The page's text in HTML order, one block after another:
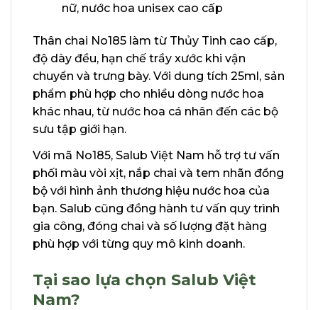
nữ, nước hoa unisex cao cấp
Thân chai No185 làm từ Thủy Tinh cao cấp,
độ dày đều, hạn chế trầy xước khi vận
chuyển và trưng bày. Với dung tích 25ml, sản
phẩm phù hợp cho nhiều dòng nước hoa
khác nhau, từ nước hoa cá nhân đến các bộ
sưu tập giới hạn.
Với mã No185, Salub Việt Nam hỗ trợ tư vấn
phối màu vòi xịt, nắp chai và tem nhãn đồng
bộ với hình ảnh thương hiệu nước hoa của
bạn. Salub cũng đồng hành tư vấn quy trình
gia công, đóng chai và số lượng đặt hàng
phù hợp với từng quy mô kinh doanh.
Tại sao lựa chọn Salub Việt
Nam?